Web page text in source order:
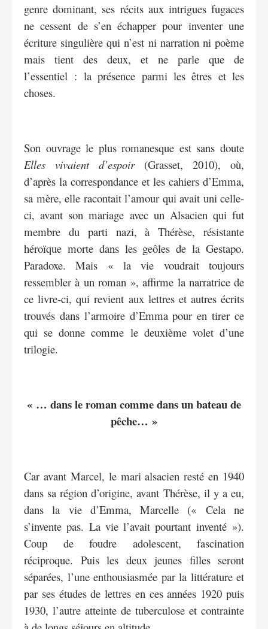
genre dominant, ses récits aux intrigues fugaces
ne cessent de s’en échapper pour inventer une
écriture singulière qui n’est ni narration ni poème
mais tient des deux, et ne parle que de
l’essentiel : la présence parmi les êtres et les
choses.
Son ouvrage le plus romanesque est sans doute
Elles vivaient d’espoir(Grasset, 2010), où,
d’après la correspondance et les cahiers d’Emma,
sa mère, elle racontait l’amour qui avait uni celle-
ci, avant son mariage avec un Alsacien qui fut
membre du parti nazi, à Thérèse, résistante
héroïque morte dans les geôles de la Gestapo.
Paradoxe. Mais « la vie voudrait toujours
ressembler à un roman », affirme la narratrice de
ce livre-ci, qui revient aux lettres et autres écrits
trouvés dans l’armoire d’Emma pour en tirer ce
qui se donne comme le deuxième volet d’une
trilogie.
« … dans le roman comme dans un bateau de
pêche… »
Car avant Marcel, le mari alsacien resté en 1940
dans sa région d’origine, avant Thérèse, il y a eu,
dans la vie d’Emma, Marcelle (« Cela ne
s’invente pas. La vie l’avait pourtant inventé »).
Coup de foudre adolescent, fascination
réciproque. Puis les deux jeunes filles seront
séparées, l’une enthousiasmée par la littérature et
par ses études de lettres en ces années 1920 puis
1930, l’autre atteinte de tuberculose et contrainte